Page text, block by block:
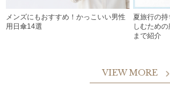
メンズにもおすすめ！かっこいい男性
用日傘14選
夏旅行の
しむため
まで紹介
VIEW MORE